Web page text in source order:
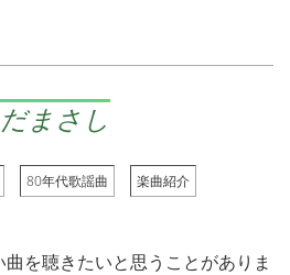
まさし
80年代歌謡曲 楽曲紹介
を聴きたいと思うことがありま